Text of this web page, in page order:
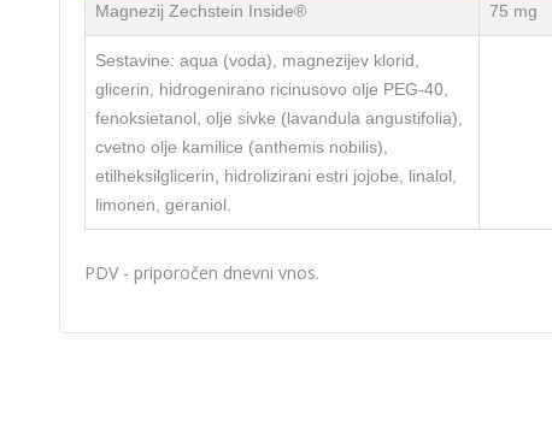
Magnezij Zechstein Inside® 75 mg
Sestavine: aqua (voda), magnezijev klorid,
glicerin, hidrogenirano ricinusovo olje PEG-40,
fenoksietanol, olje sivke (lavandula angustifolia),
cvetno olje kamilice (anthemis nobilis),
etilheksilglicerin, hidrolizirani estri jojobe, linalol,
limonen, geraniol.
PDV - priporočen dnevni vnos.